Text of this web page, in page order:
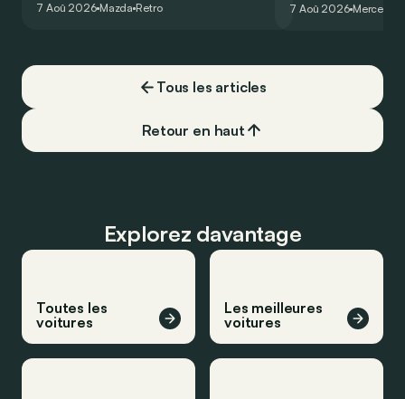
de la plus belle des manières…
7 Aoû 2026 Mazda Retro
moins…
7 Aoû 2026 Mercedes
Tous les articles
Retour en haut
Explorez davantage
Toutes les
voitures
Les meilleures
voitures